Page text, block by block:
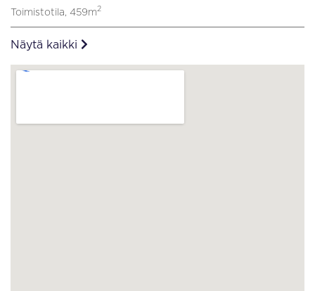
Toimistotila, 459m2
Näytä kaikki